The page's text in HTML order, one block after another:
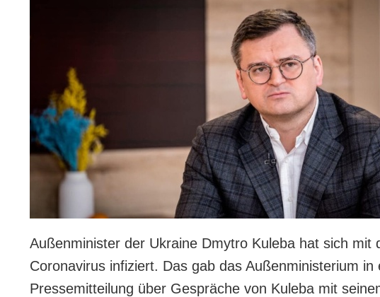
und Kultur
Außenminister der Ukraine Dmytro Kuleba hat sich mit
Coronavirus infiziert. Das gab das Außenministerium in
Pressemitteilung über Gespräche von Kuleba mit